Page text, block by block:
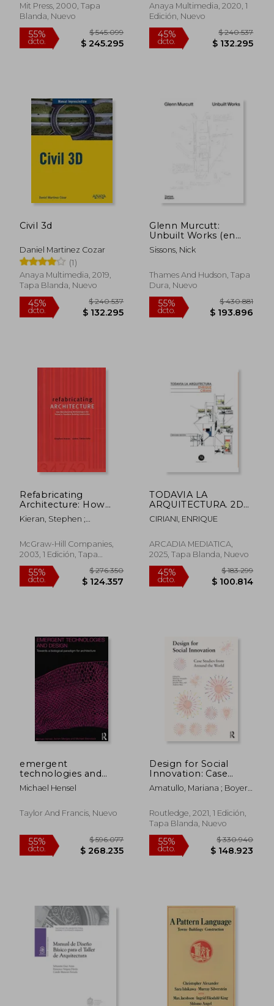
Mit Press, 2000, Tapa
Blanda, Nuevo
Anaya Multimedia, 2020, 1
Edición, Nuevo
Civil 3d
Daniel Martinez Cozar
(1)
Anaya Multimedia, 2019,
Tapa Blanda, Nuevo
dcto.
Glenn Murcutt:
Unbuilt Works (en
Inglés)
Sissons, Nick
Thames And Hudson, Tapa
Dura, Nuevo
dcto.
Refabricating
Architecture: How
Manufacturing
Methodologies are
Building Construction
(en Inglés)
Kieran, Stephen ;
McGraw-Hill Companies,
2003, 1 Edición, Tapa
Blanda, Nuevo
55%
dcto. $ 124.357
TODAVIA LA
ARQUITECTURA. 2DA
EDICION
CIRIANI, ENRIQUE
ARCADIA MEDIATICA,
2025, Tapa Blanda, Nuevo
45%
dcto.
emergent
technologies and
design,towards a
biological paradigm
Michael Hensel
Taylor And Francis, Nuevo
Design for Social
Innovation: Case
Studies From Around
the World (en Inglés)
Amatullo, Mariana ; Boyer,
Routledge, 2021, 1 Edición,
Tapa Blanda, Nuevo